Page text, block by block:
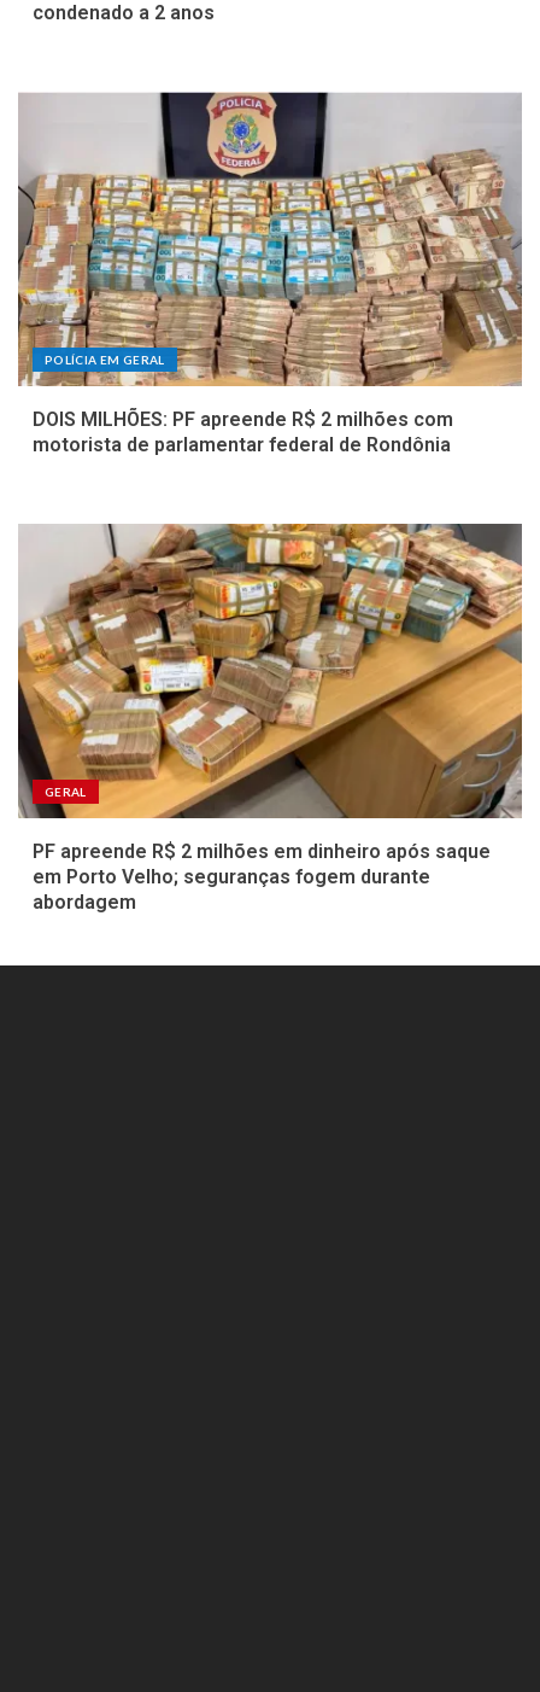
condenado a 2 anos
POLÍCIA EM GERAL
DOIS MILHÕES: PF apreende R$ 2 milhões com
motorista de parlamentar federal de Rondônia
GERAL
PF apreende R$ 2 milhões em dinheiro após saque
em Porto Velho; seguranças fogem durante
abordagem